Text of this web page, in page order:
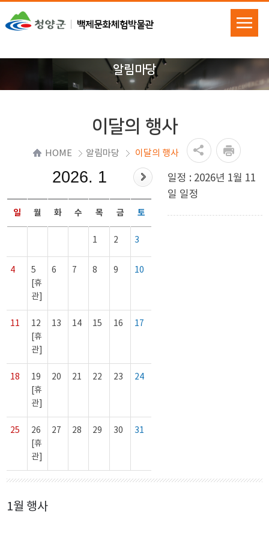
알림마당
이달의 행사
HOME 알림마당 이달의 행사
2026. 1
일 월 화 수 목 금 토
1 2 3
4
5
[휴
관]
6 7 8 9 10
11
12
[휴
관]
13 14 15 16 17
18
19
[휴
관]
20 21 22 23 24
25
26
[휴
관]
27 28 29 30 31
일정 : 2026년 1월 11
일 일정
1월 행사